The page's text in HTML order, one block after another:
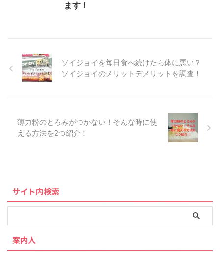
ます！
ソイジョイを毎日食べ続けたら体に悪い？
ソイジョイのメリットデメリットを調査！
薄力粉のとろみがつかない！そんな時に使
える方法を2つ紹介！
サイト内検索
案内人